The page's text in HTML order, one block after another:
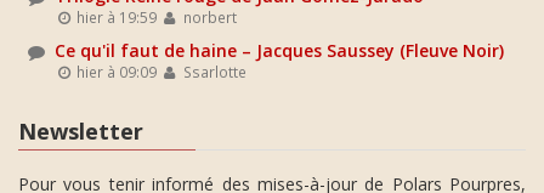
hier à 19:59 norbert
Ce qu'il faut de haine – Jacques Saussey (Fleuve Noir)
hier à 09:09 Ssarlotte
Newsletter
Pour vous tenir informé des mises-à-jour de Polars Pourpres,